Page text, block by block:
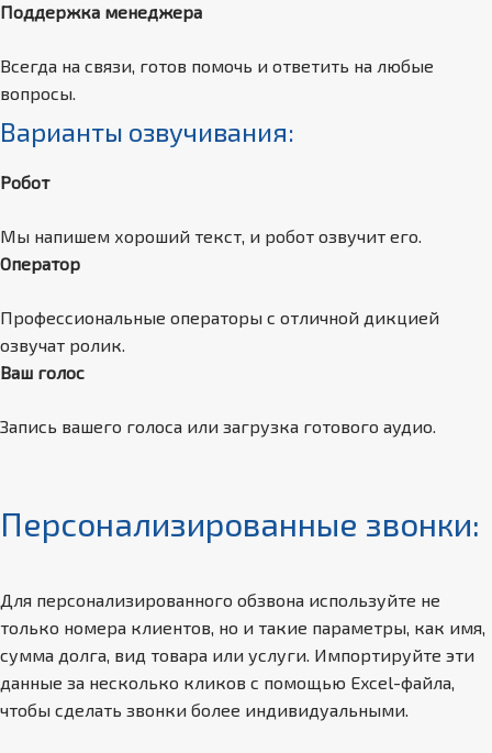
Поддержка менеджера
Всегда на связи, готов помочь и ответить на любые
вопросы.
Варианты озвучивания:
Робот
Мы напишем хороший текст, и робот озвучит его.
Оператор
Профессиональные операторы с отличной дикцией
озвучат ролик.
Ваш голос
Запись вашего голоса или загрузка готового аудио.
Персонализированные звонки:
Для персонализированного обзвона используйте не
только номера клиентов, но и такие параметры, как имя,
сумма долга, вид товара или услуги. Импортируйте эти
данные за несколько кликов с помощью Excel-файла,
чтобы сделать звонки более индивидуальными.